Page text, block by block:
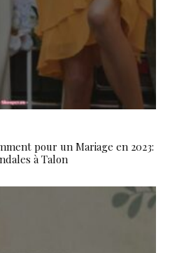
pour un Mariage en 2023:
à Talon